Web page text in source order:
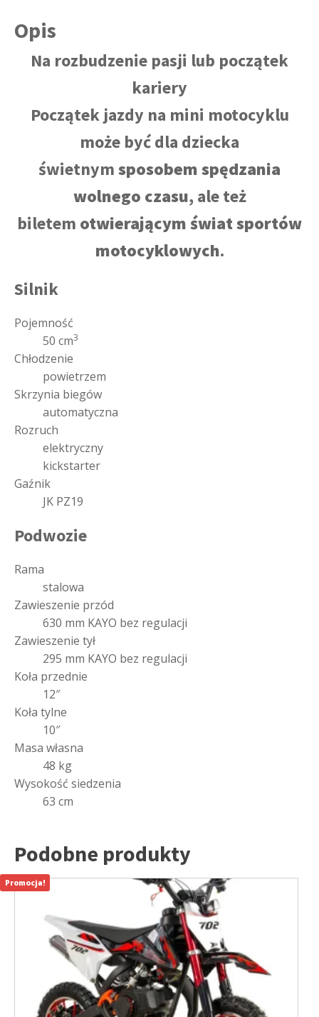
Opis
Na rozbudzenie pasji lub początek
kariery
Początek jazdy na mini motocyklu
może być dla dziecka
świetnymsposobem spędzania
wolnego czasu, ale też
biletem otwierającym świat sportów
motocyklowych.
Silnik
Pojemność
50 cm3
Chłodzenie
powietrzem
Skrzynia biegów
automatyczna
Rozruch
elektryczny
kickstarter
Gaźnik
JK PZ19
Podwozie
Rama
stalowa
Zawieszenie przód
630 mm KAYO bez regulacji
Zawieszenie tył
295 mm KAYO bez regulacji
Koła przednie
12″
Koła tylne
10″
Masa własna
48 kg
Wysokość siedzenia
63 cm
Podobne produkty
Promocja!